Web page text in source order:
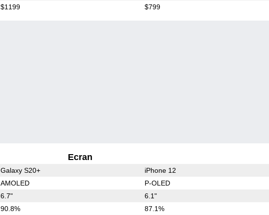
$1199 $799
Ecran
Galaxy S20+ iPhone 12
AMOLED P-OLED
6.7" 6.1"
90.8% 87.1%